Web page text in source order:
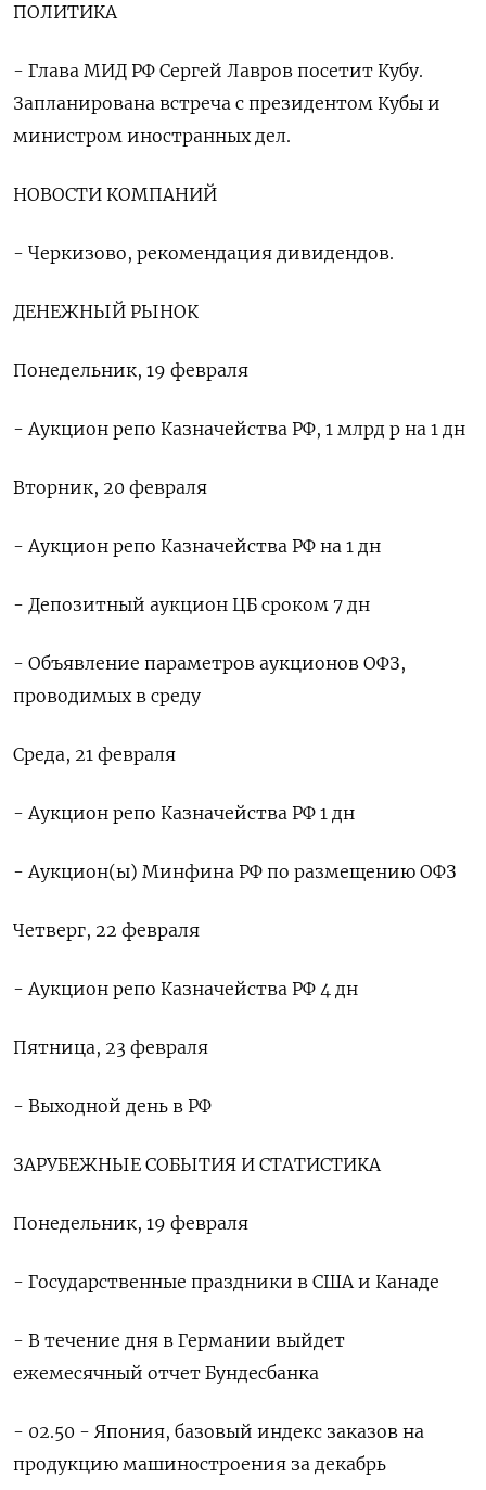
ПОЛИТИКА
- Глава МИД РФ Сергей Лавров посетит Кубу.
Запланирована встреча с президентом Кубы и
министром иностранных дел.
НОВОСТИ КОМПАНИЙ
- Черкизово, рекомендация дивидендов.
ДЕНЕЖНЫЙ РЫНОК
Понедельник, 19 февраля
- Аукцион репо Казначейства РФ, 1 млрд р на 1 дн
Вторник, 20 февраля
- Аукцион репо Казначейства РФ на 1 дн
- Депозитный аукцион ЦБ сроком 7 дн
- Объявление параметров аукционов ОФЗ,
проводимых в среду
Среда, 21 февраля
- Аукцион репо Казначейства РФ 1 дн
- Аукцион(ы) Минфина РФ по размещению ОФЗ
Четверг, 22 февраля
- Аукцион репо Казначейства РФ 4 дн
Пятница, 23 февраля
- Выходной день в РФ
ЗАРУБЕЖНЫЕ СОБЫТИЯ И СТАТИСТИКА
Понедельник, 19 февраля
- Государственные праздники в США и Канаде
- В течение дня в Германии выйдет
ежемесячный отчет Бундесбанка
- 02.50 - Япония, базовый индекс заказов на
продукцию машиностроения за декабрь